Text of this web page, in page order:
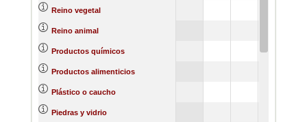
Reino vegetal
Reino animal
Productos químicos
Productos alimenticios
Plástico o caucho
Piedras y vidrio